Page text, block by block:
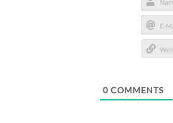
Name*
E-
Mail*
0 COMMENTS